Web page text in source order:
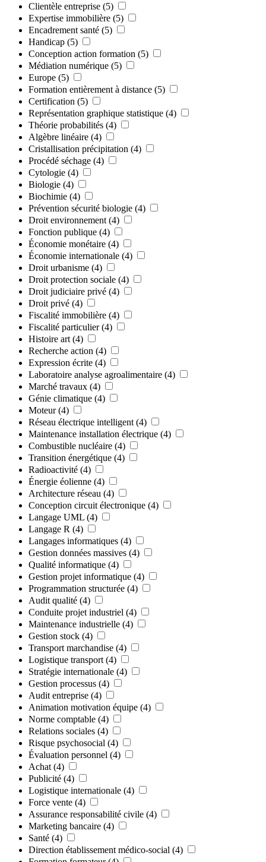
Clientèle entreprise (5)
Expertise immobilière (5)
Encadrement santé (5)
Handicap (5)
Conception action formation (5)
Médiation numérique (5)
Europe (5)
Formation entièrement à distance (5)
Certification (5)
Représentation graphique statistique (4)
Théorie probabilités (4)
Algèbre linéaire (4)
Cristallisation précipitation (4)
Procédé séchage (4)
Cytologie (4)
Biologie (4)
Biochimie (4)
Prévention sécurité biologie (4)
Droit environnement (4)
Fonction publique (4)
Économie monétaire (4)
Économie internationale (4)
Droit urbanisme (4)
Droit protection sociale (4)
Droit judiciaire privé (4)
Droit privé (4)
Fiscalité immobilière (4)
Fiscalité particulier (4)
Histoire art (4)
Recherche action (4)
Expression écrite (4)
Laboratoire analyse agroalimentaire (4)
Marché travaux (4)
Génie climatique (4)
Moteur (4)
Réseau électrique intelligent (4)
Maintenance installation électrique (4)
Combustible nucléaire (4)
Transition énergétique (4)
Radioactivité (4)
Énergie éolienne (4)
Architecture réseau (4)
Conception circuit électronique (4)
Langage UML (4)
Langage R (4)
Langages informatiques (4)
Gestion données massives (4)
Qualité informatique (4)
Gestion projet informatique (4)
Programmation structurée (4)
Audit qualité (4)
Conduite projet industriel (4)
Maintenance industrielle (4)
Gestion stock (4)
Transport marchandise (4)
Logistique transport (4)
Stratégie internationale (4)
Gestion processus (4)
Audit entreprise (4)
Animation motivation équipe (4)
Norme comptable (4)
Relations sociales (4)
Risque psychosocial (4)
Évaluation personnel (4)
Achat (4)
Publicité (4)
Logistique internationale (4)
Force vente (4)
Assurance responsabilité civile (4)
Marketing bancaire (4)
Santé (4)
Direction établissement médico-social (4)